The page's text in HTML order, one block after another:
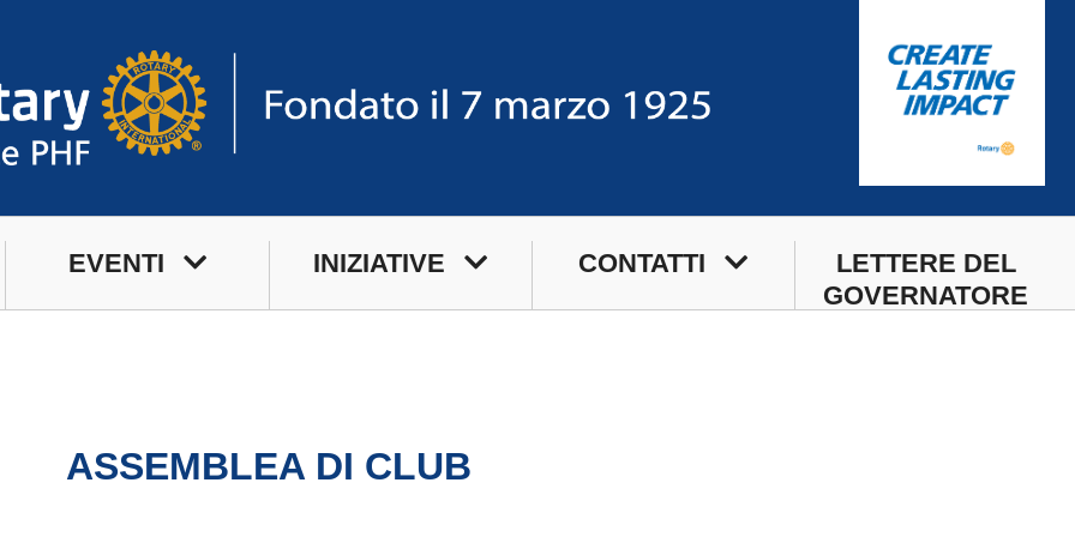
EVENTI INIZIATIVE CONTATTI
LETTERE DEL
GOVERNATORE
ASSEMBLEA DI CLUB